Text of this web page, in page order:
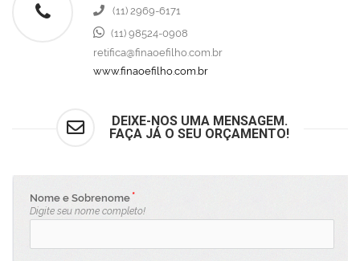
(11) 2969-6171
(11) 98524-0908
retifica@finaoefilho.com.br
www.finaoefilho.com.br
DEIXE-NOS UMA MENSAGEM.
FAÇA JÁ O SEU ORÇAMENTO!
Nome e Sobrenome
Digite seu nome completo!